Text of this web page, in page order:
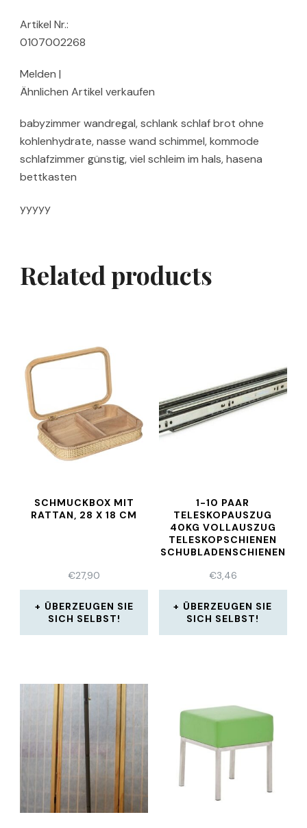
Artikel Nr.:
0107002268
Melden |
Ähnlichen Artikel verkaufen
babyzimmer wandregal, schlank schlaf brot ohne
kohlenhydrate, nasse wand schimmel, kommode
schlafzimmer günstig, viel schleim im hals, hasena
bettkasten
yyyyy
Related products
SCHMUCKBOX MIT
RATTAN, 28 X 18 CM
€27,90
ÜBERZEUGEN SIE
SICH SELBST!
1-10 PAAR
TELESKOPAUSZUG
40KG VOLLAUSZUG
TELESKOPSCHIENEN
SCHUBLADENSCHIENEN
€3,46
ÜBERZEUGEN SIE
SICH SELBST!